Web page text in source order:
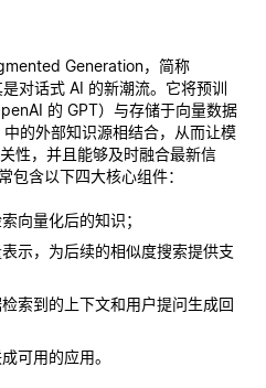
Generation，简称
对话式 AI 的新潮流。它将预训
的 GPT）与存储于向量数据
中的外部知识源相结合，从而让模
性，并且能够及时融合最新信
包含以下四大核心组件：
向量化后的知识；
示，为后续的相似度搜索提供支
索到的上下文和用户提问生成回
可用的应用。